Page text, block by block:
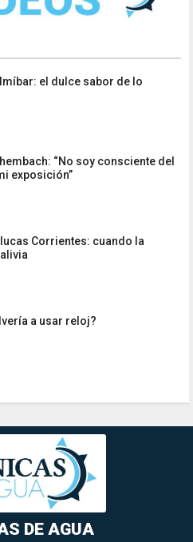
el dulce sabor de lo
“No soy consciente del
exposición”
Corrientes: cuando la
a usar reloj?
DE AGUA